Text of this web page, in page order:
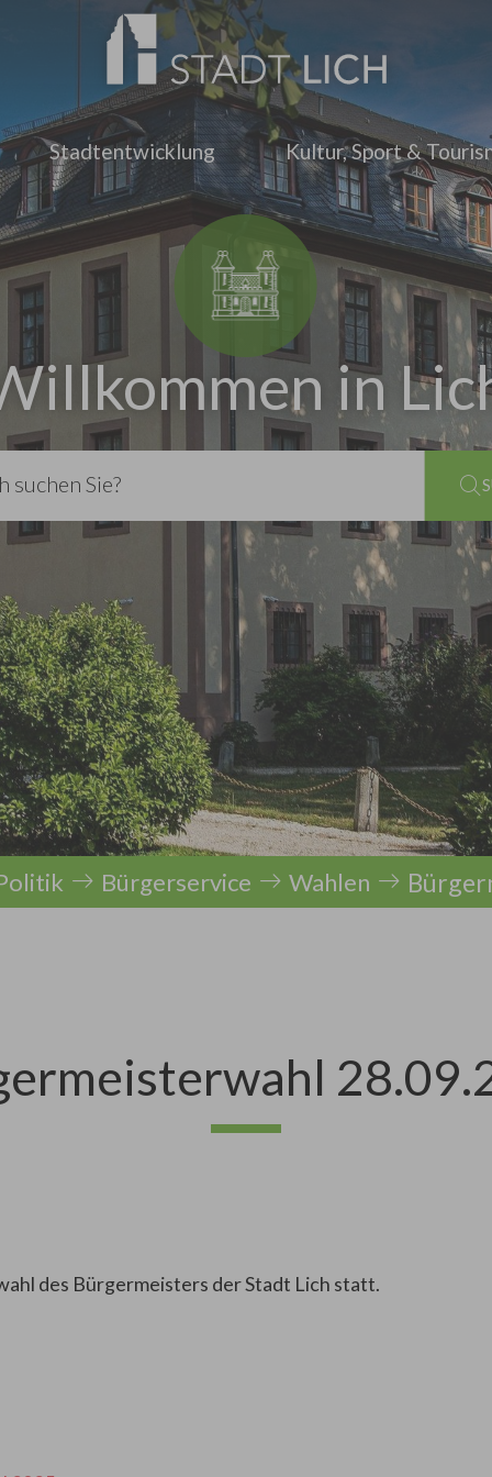
Stadtentwicklung Kultur, Sport &
in
Bürgerservice Wahlen
des Bürgermeisters der Stadt Lich statt.